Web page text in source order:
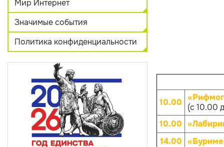
Мир Интернет
Значимые события
Политика конфиденциальности
10.00
(с 10.00
10.00
14.00